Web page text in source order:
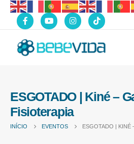
ESGOTADO | Kiné –
Fisioterapia
INÍCIO EVENTOS ESGOTADO | KINÉ